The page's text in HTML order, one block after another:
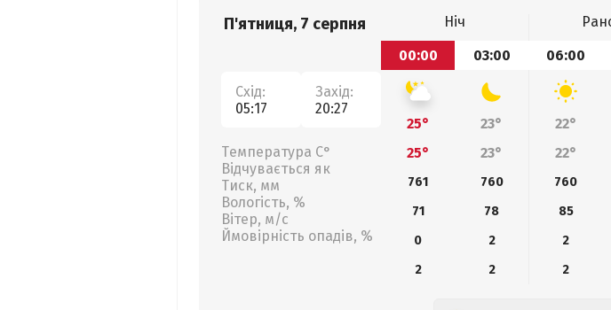
П'ятниця, 7 серпня
Схід:
05:17
Захід:
20:27
Температура С°
Відчувається як
Тиск, мм
Вологість, %
Вітер, м/с
Ймовірність опадів, %
Ніч
00:00
03:00 06:00
25° 23° 22°
25°
23° 22°
761 760 760
71
78 85
0
2 2
2
2 2